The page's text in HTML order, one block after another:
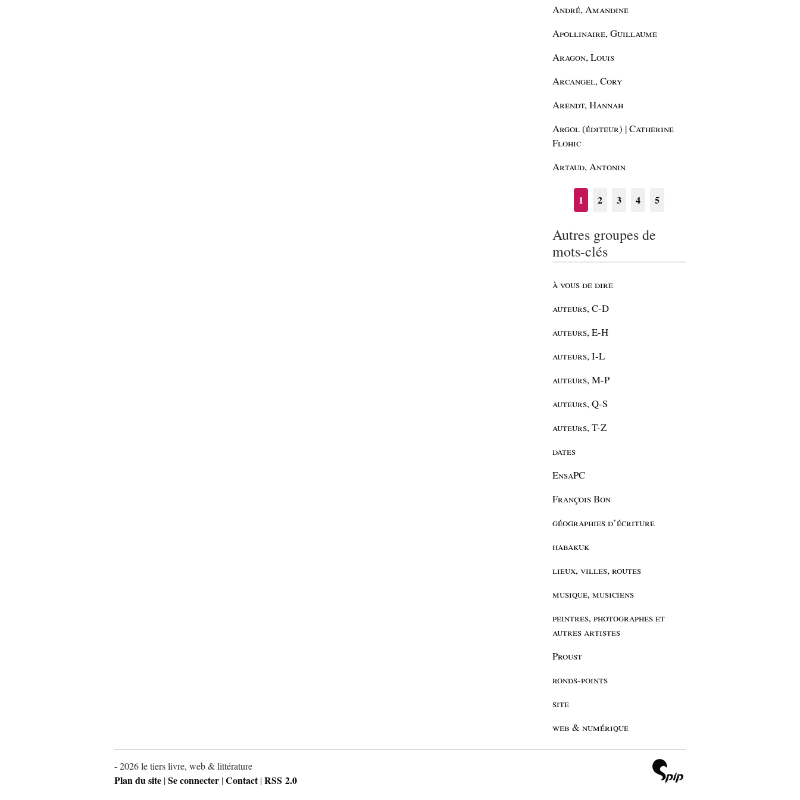
André, Amandine
Apollinaire, Guillaume
Aragon, Louis
Arcangel, Cory
Arendt, Hannah
Argol (éditeur) | Catherine
Flohic
Artaud, Antonin
1 2 3 4 5
Autres groupes de
mots-clés
à vous de dire
auteurs, C-D
auteurs, E-H
auteurs, I-L
auteurs, M-P
auteurs, Q-S
auteurs, T-Z
dates
EnsaPC
François Bon
géographies d’écriture
habakuk
lieux, villes, routes
musique, musiciens
peintres, photographes et
autres artistes
Proust
ronds-points
site
web & numérique
- 2026 le tiers livre, web & littérature
Plan du site |Se connecter |Contact|RSS 2.0